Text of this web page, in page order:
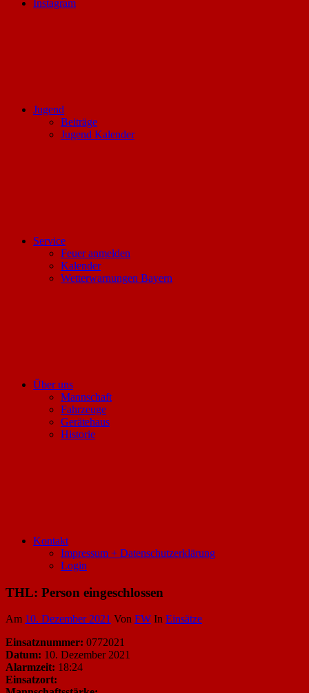
Instagram
Jugend
Beiträge
Jugend Kalender
Service
Feuer anmelden
Kalender
Wetterwarnungen Bayern
Über uns
Mannschaft
Fahrzeuge
Gerätehaus
Historie
Kontakt
Impressum + Datenschutzerklärung
Login
THL: Person eingeschlossen
Am 10. Dezember 2021 Von FW In Einsätze
Einsatznummer: 0772021
Datum: 10. Dezember 2021
Alarmzeit: 18:24
Einsatzort: